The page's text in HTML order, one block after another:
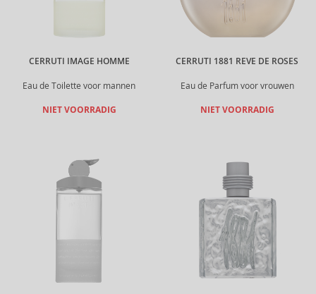
CERRUTI IMAGE HOMME
Eau de Toilette voor mannen
NIET VOORRADIG
CERRUTI 1881 REVE DE ROSES
Eau de Parfum voor vrouwen
NIET VOORRADIG